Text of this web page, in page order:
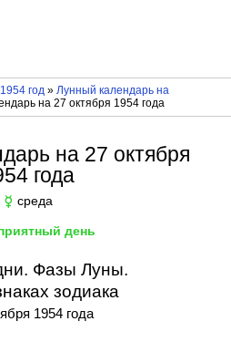
год» Лунный календарь на
на 27 октября 1954 года
на 27 октября
года
☿ среда
день
Фазы Луны.
зодиака
1954 года